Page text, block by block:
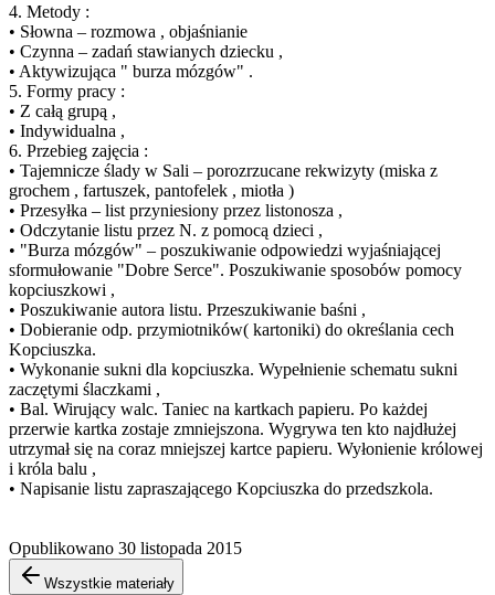
4. Metody :
• Słowna – rozmowa , objaśnianie
• Czynna – zadań stawianych dziecku ,
• Aktywizująca " burza mózgów" .
5. Formy pracy :
• Z całą grupą ,
• Indywidualna ,
6. Przebieg zajęcia :
• Tajemnicze ślady w Sali – porozrzucane rekwizyty (miska z
grochem , fartuszek, pantofelek , miotła )
• Przesyłka – list przyniesiony przez listonosza ,
• Odczytanie listu przez N. z pomocą dzieci ,
• "Burza mózgów" – poszukiwanie odpowiedzi wyjaśniającej
sformułowanie "Dobre Serce". Poszukiwanie sposobów pomocy
kopciuszkowi ,
• Poszukiwanie autora listu. Przeszukiwanie baśni ,
• Dobieranie odp. przymiotników( kartoniki) do określania cech
Kopciuszka.
• Wykonanie sukni dla kopciuszka. Wypełnienie schematu sukni
zaczętymi ślaczkami ,
• Bal. Wirujący walc. Taniec na kartkach papieru. Po każdej
przerwie kartka zostaje zmniejszona. Wygrywa ten kto najdłużej
utrzymał się na coraz mniejszej kartce papieru. Wyłonienie królowej
i króla balu ,
• Napisanie listu zapraszającego Kopciuszka do przedszkola.
Opublikowano 30 listopada 2015
Wszystkie materiały